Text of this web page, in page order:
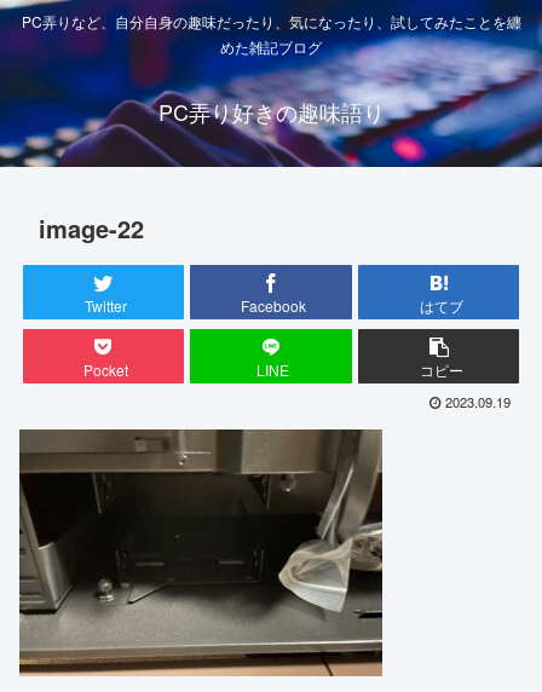
PC弄りなど、自分自身の趣味だったり、気になったり、試してみたことを纏
めた雑記ブログ
PC弄り好きの趣味語り
image-22
Twitter Facebook はてブ
Pocket LINE コピー
2023.09.19